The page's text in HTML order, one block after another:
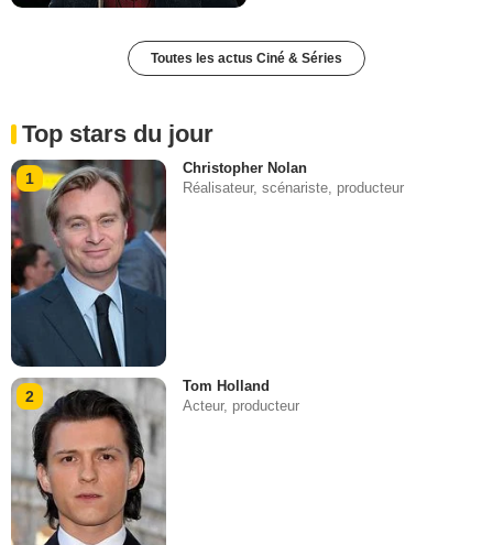
Toutes les actus Ciné & Séries
Top stars du jour
1
Christopher Nolan
Réalisateur, scénariste, producteur
2
Tom Holland
Acteur, producteur